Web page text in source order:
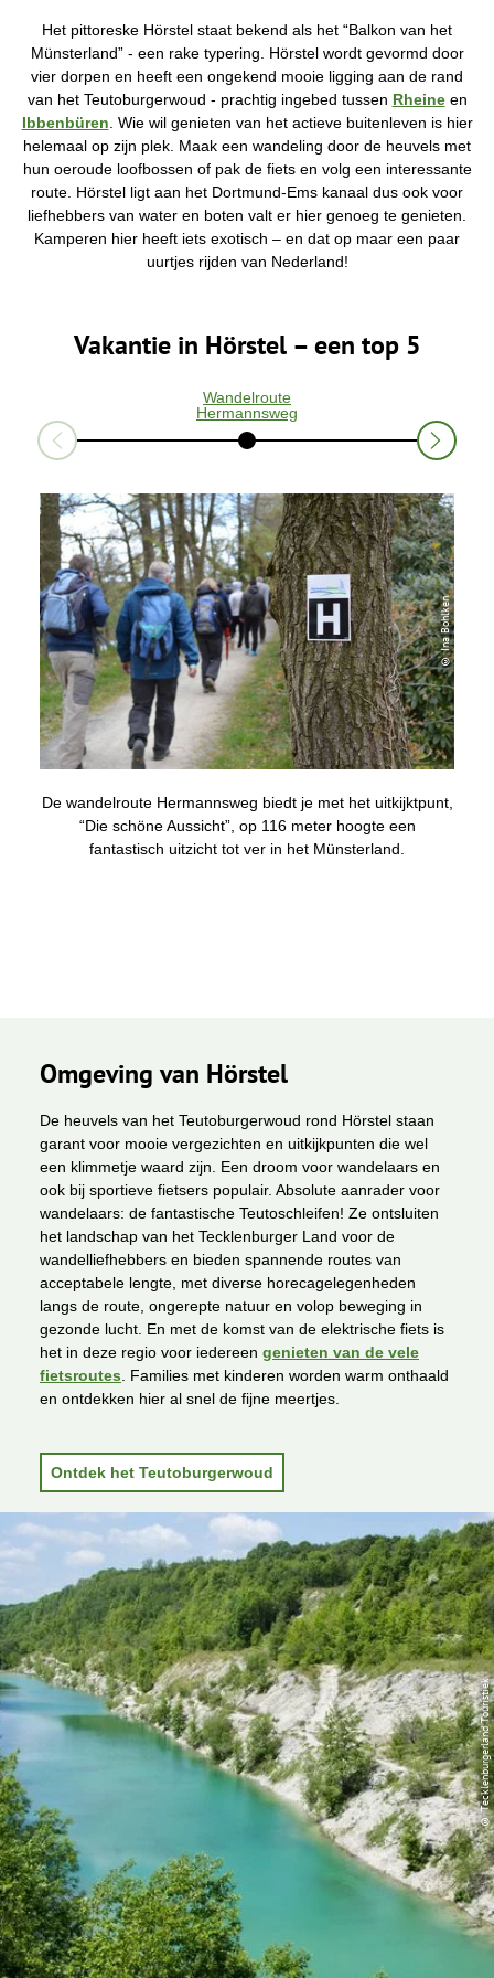
v
n
d
t
e
h
e
Het pittoreske Hörstel staat bekend als het “Balkon van het
Münsterland” - een rake typering. Hörstel wordt gevormd door
vier dorpen en heeft een ongekend mooie ligging aan de rand
van het Teutoburgerwoud - prachtig ingebed tussen Rheineen
Ibbenbüren . Wie wil genieten van het actieve buitenleven is hier
helemaal op zijn plek. Maak een wandeling door de heuvels met
hun oeroude loofbossen of pak de fiets en volg een interessante
route. Hörstel ligt aan het Dortmund-Ems kanaal dus ook voor
liefhebbers van water en boten valt er hier genoeg te genieten.
Kamperen hier heeft iets exotisch – en dat op maar een paar
uurtjes rijden van Nederland!
Vakantie in Hörstel – een top 5
Wandelroute
Hermannsweg
© Ina Bohlken
De wandelroute Hermannsweg biedt je met het uitkijktpunt,
“Die schöne Aussicht”, op 116 meter hoogte een
fantastisch uitzicht tot ver in het Münsterland.
Omgeving van Hörstel
De heuvels van het Teutoburgerwoud rond Hörstel staan
garant voor mooie vergezichten en uitkijkpunten die wel
een klimmetje waard zijn. Een droom voor wandelaars en
ook bij sportieve fietsers populair. Absolute aanrader voor
wandelaars: de fantastische Teutoschleifen! Ze ontsluiten
het landschap van het Tecklenburger Land voor de
wandelliefhebbers en bieden spannende routes van
acceptabele lengte, met diverse horecagelegenheden
langs de route, ongerepte natuur en volop beweging in
gezonde lucht. En met de komst van de elektrische fiets is
het in deze regio voor iedereen genieten van de vele
fietsroutes . Families met kinderen worden warm onthaald
en ontdekken hier al snel de fijne meertjes.
Ontdek het Teutoburgerwoud
© Tecklenburgerland Touristiek